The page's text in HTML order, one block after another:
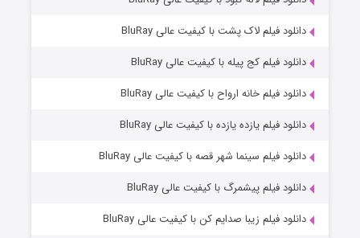
دانلود فیلم لاک پشت با کیفیت عالی BluRay
دانلود فیلم کج‌ پیله با کیفیت عالی BluRay
دانلود فیلم خانه ارواح با کیفیت عالی BluRay
دانلود فیلم یازده یازده با کیفیت عالی BluRay
دانلود فیلم سینما شهر قصه با کیفیت عالی BluRay
دانلود فیلم پیشمرگ با کیفیت عالی BluRay
دانلود فیلم زیبا صدایم کن با کیفیت عالی BluRay